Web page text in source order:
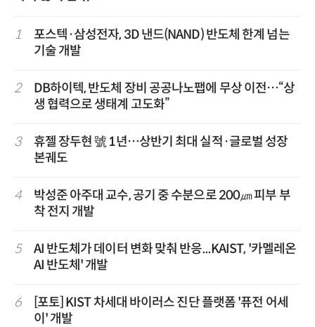
1
포스텍·삼성전자, 3D 낸드(NAND) 반도체 한계 넘는
기술 개발
2
DB하이텍, 반도체 장비 공공나노팹에 무상 이전…“상
생 협력으로 생태계 고도화”
3
휴젤 장두현 號 1년…상반기 최대 실적·글로벌 성장
본궤도
4
박성준 아주대 교수, 공기 중 수분으로 200㎛ 피부 부
착 전지 개발
5
AI 반도체가 데이터 변화 맞춰 반응...KAIST, '카멜레온
AI 반도체' 개발
6
[포토] KIST 차세대 바이러스 진단 플랫폼 '퓨전 어세
이' 개발